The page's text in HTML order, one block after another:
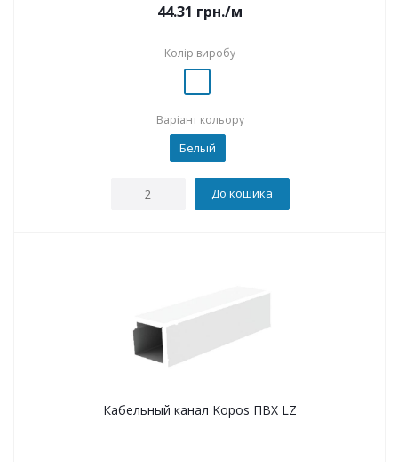
44.31 грн./м
Колір виробу
Варіант кольору
Белый
До кошика
Кабельный канал Kopos ПВХ LZ